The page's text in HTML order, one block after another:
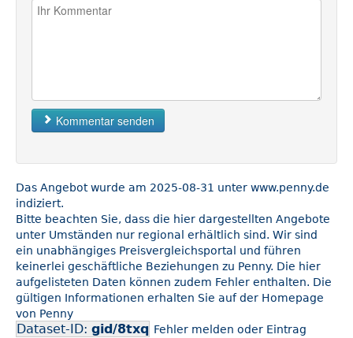
Kommentar senden
Das Angebot wurde am 2025-08-31 unter www.penny.de
indiziert.
Bitte beachten Sie, dass die hier dargestellten Angebote
unter Umständen nur regional erhältlich sind. Wir sind
ein unabhängiges Preisvergleichsportal und führen
keinerlei geschäftliche Beziehungen zu Penny. Die hier
aufgelisteten Daten können zudem Fehler enthalten. Die
gültigen Informationen erhalten Sie auf der Homepage
von Penny
Dataset-ID: gid/8txq Fehler melden oder Eintrag